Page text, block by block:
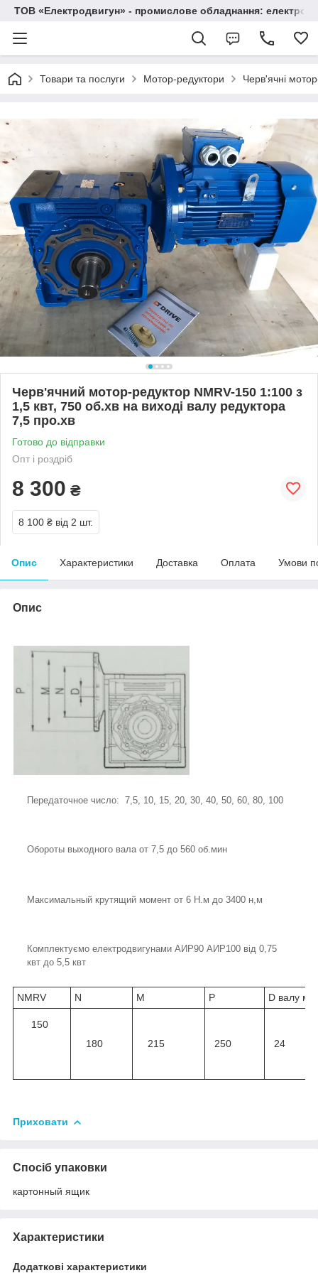
ТОВ «Електродвигун» - промислове обладнання:
Товари та послуги Мотор-редуктори Черв'ячні
Черв'ячний мотор-редуктор NMRV-150 1:100 з
1,5 квт, 750 об.хв на виході валу редуктора
7,5 про.хв
Готово до відправки
Опт і роздріб
8 300 ₴
8 100 ₴ від 2 шт.
Опис Характеристики Доставка Оплата Умови
Опис
Передаточное число: 7,5, 10, 15, 20, 30, 40, 50, 60, 80, 100
Обороты выходного вала от 7,5 до 560 об.мин
Максимальный крутящий момент от 6 Н.м до 3400 н,м
Комплектуємо електродвигунами АИР90 АИР100 від 0,75
квт до 5,5 квт
NMRV N M P D валу мм
150
180
215 250 24
Приховати
Спосіб упаковки
картонный ящик
Характеристики
Додаткові характеристики